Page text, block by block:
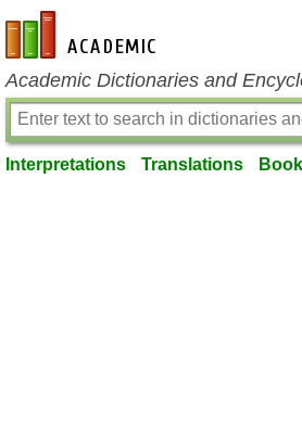
en-academic.com
Academic Dictionaries and
Interpretations Translations